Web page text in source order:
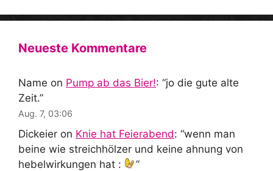
Neueste Kommentare
Name on Pump ab das Bier!: “jo die gute alte
Zeit.”
Aug. 7, 03:06
Dickeier on Knie hat Feierabend: “wenn man
beine wie streichhölzer und keine ahnung von
hebelwirkungen hat :
”